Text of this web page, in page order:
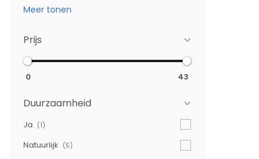
Meer tonen
Prijs
0 43
Duurzaamheid
Ja (1)
Natuurlijk (5)